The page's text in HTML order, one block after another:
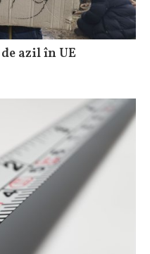
azil în UE